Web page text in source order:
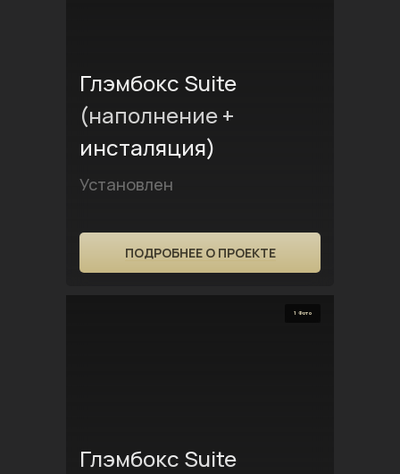
Глэмбокс Suite
(наполнение +
инсталяция)
Установлен
ПОДРОБНЕЕ О ПРОЕКТЕ
1 Фото
Глэмбокс Suite